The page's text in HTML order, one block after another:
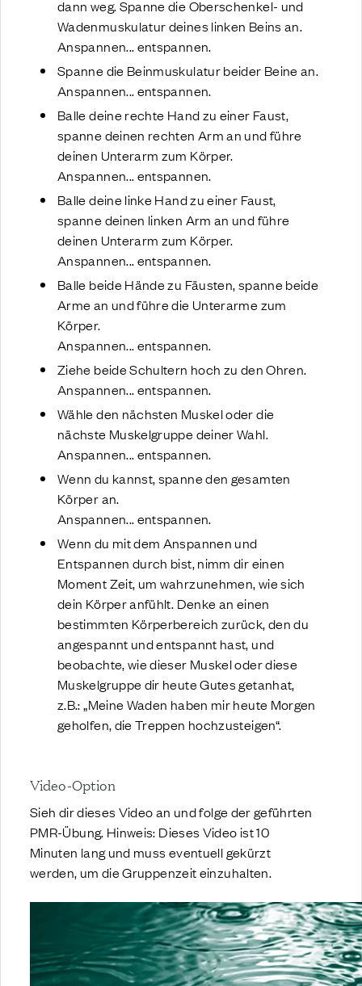
dann weg. Spanne die Oberschenkel- und
Wadenmuskulatur deines linken Beins an.
Anspannen... entspannen.
Spanne die Beinmuskulatur beider Beine an.
Anspannen... entspannen.
Balle deine rechte Hand zu einer Faust,
spanne deinen rechten Arm an und führe
deinen Unterarm zum Körper.
Anspannen... entspannen.
Balle deine linke Hand zu einer Faust,
spanne deinen linken Arm an und führe
deinen Unterarm zum Körper.
Anspannen... entspannen.
Balle beide Hände zu Fäusten, spanne beide
Arme an und führe die Unterarme zum
Körper.
Anspannen... entspannen.
Ziehe beide Schultern hoch zu den Ohren.
Anspannen... entspannen.
Wähle den nächsten Muskel oder die
nächste Muskelgruppe deiner Wahl.
Anspannen... entspannen.
Wenn du kannst, spanne den gesamten
Körper an.
Anspannen... entspannen.
Wenn du mit dem Anspannen und
Entspannen durch bist, nimm dir einen
Moment Zeit, um wahrzunehmen, wie sich
dein Körper anfühlt. Denke an einen
bestimmten Körperbereich zurück, den du
angespannt und entspannt hast, und
beobachte, wie dieser Muskel oder diese
Muskelgruppe dir heute Gutes getanhat,
z.B.: „Meine Waden haben mir heute Morgen
geholfen, die Treppen hochzusteigen“.
Video-Option
Sieh dir dieses Video an und folge der geführten
PMR-Übung. Hinweis: Dieses Video ist 10
Minuten lang und muss eventuell gekürzt
werden, um die Gruppenzeit einzuhalten.